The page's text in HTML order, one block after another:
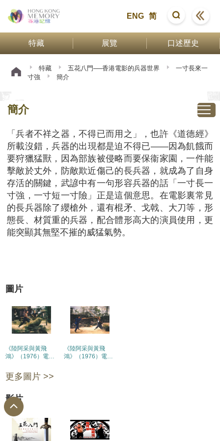
ENG 简
特藏 展覽 口述歷史
特藏 五花八門──香港電影的兵器世界
一寸長來一
寸強
簡介
簡介
「兵者不祥之器，不得已而用之」，也許《道德經》
所載沒錯，兵器的出現都是迫不得已——因為飢餓而
要狩獵猛獸，因為部族被侵略而要保衞家園，一件能
擊敵於丈外，防敵欺近傷己的長兵器，就成為了自身
存活的關鍵，武諺中有一句形容兵器的話「一寸長一
寸強，一寸短一寸險」正是這個意思。在電影裏常見
的長兵器除了纓槍外，還有棍矛、戈戟、大刀等，形
態長、材質重的兵器，配合體形高大的演員使用，更
能突顯其無堅不摧的威猛氣勢。
圖片
《陸阿采與黃飛
鴻》（1976）電影
《陸阿采與黃飛
鴻》（1976）電影
更多圖片 >>
影片